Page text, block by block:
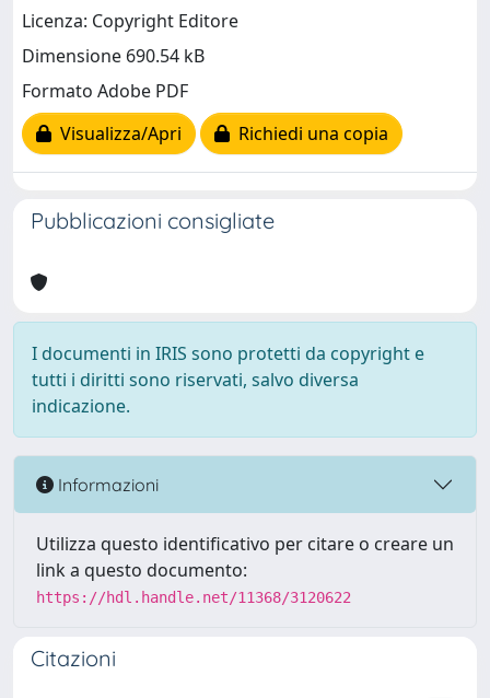
Licenza: Copyright Editore
Dimensione 690.54 kB
Formato Adobe PDF
Visualizza/Apri
Richiedi una copia
Pubblicazioni consigliate
I documenti in IRIS sono protetti da copyright e
tutti i diritti sono riservati, salvo diversa
indicazione.
Informazioni
Utilizza questo identificativo per citare o creare un
link a questo documento:
https://hdl.handle.net/11368/3120622
Citazioni